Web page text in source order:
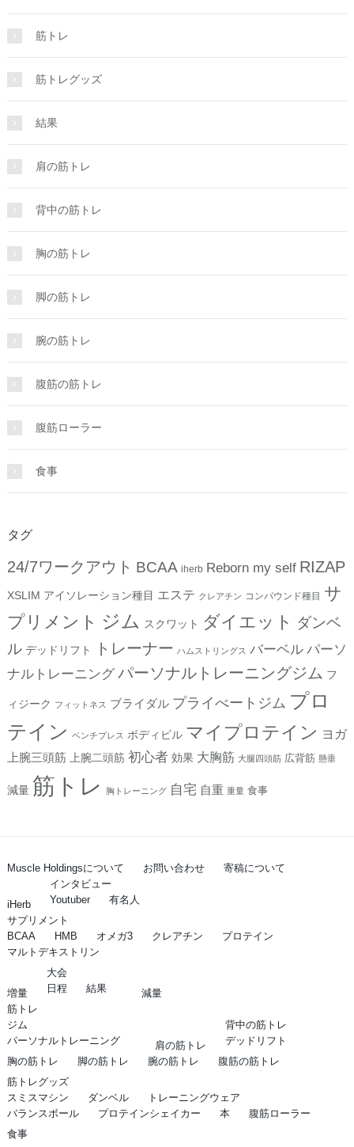
筋トレ
筋トレグッズ
結果
肩の筋トレ
背中の筋トレ
胸の筋トレ
脚の筋トレ
腕の筋トレ
腹筋の筋トレ
腹筋ローラー
食事
タグ
24/7ワークアウト BCAA iherb Reborn my self RIZAP
XSLIM アイソレーション種目 エステ クレアチン コンパウンド種目
サ
プリメント ジム スクワット ダイエット ダンベ
ル デッドリフト トレーナー ハムストリングス バーベル パーソ
ナルトレーニング パーソナルトレーニングジム フ
ィジーク フィットネス ブライダル プライべートジム プロ
テイン ベンチプレス ボディビル マイプロテイン ヨガ
上腕三頭筋 上腕二頭筋 初心者 効果 大胸筋 大腿四頭筋 広背筋 懸垂
減量 筋トレ 胸トレーニング 自宅 自重 重量 食事
Muscle Holdingsについて お問い合わせ 寄稿について
iHerb
インタビュー
Youtuber
有名人
サプリメント
BCAA
HMB オメガ3 クレアチン
プロテイン
マルトデキストリン
増量
大会
日程
結果
減量
筋トレ
ジム
パーソナルトレーニング
肩の筋トレ
背中の筋トレ
デッドリフト
胸の筋トレ
脚の筋トレ 腕の筋トレ
腹筋の筋トレ
筋トレグッズ
スミスマシン
ダンベル
トレーニングウェア
バランスボール
プロテインシェイカー 本
腹筋ローラー
食事